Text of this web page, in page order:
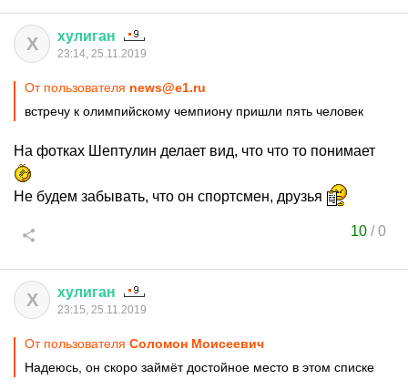
Х хулиган
23:14, 25.11.2019
От пользователя news@e1.ru
встречу к олимпийскому чемпиону пришли пять человек
На фотках Шептулин делает вид, что что то понимает
Не будем забывать, что он спортсмен, друзья
10 /0
Х хулиган
23:15, 25.11.2019
От пользователя Соломон Моисеевич
Надеюсь, он скоро займёт достойное место в этом списке